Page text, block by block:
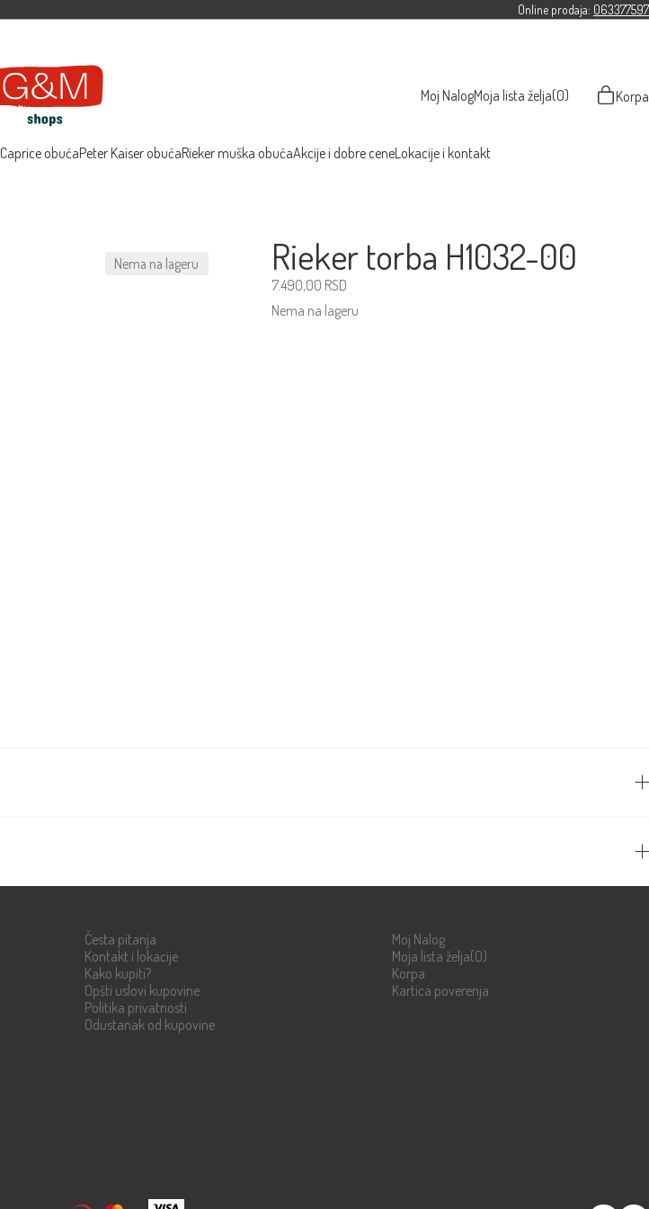
Online prodaja: 063377597
Moj NalogMoja lista želja(0) Korpa
Caprice obućaPeter Kaiser obućaRieker muška obućaAkcije i dobre ceneLokacije i kontakt
Nema na lageru Rieker torba H1032-00
7.490,00 RSD
Nema na lageru
Česta pitanja
Kontakt i lokacije
Kako kupiti?
Opšti uslovi kupovine
Politika privatnosti
Odustanak od kupovine
Moj Nalog
Moja lista želja(0)
Korpa
Kartica poverenja